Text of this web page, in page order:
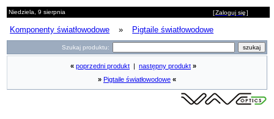
Niedziela, 9 sierpnia [Zaloguj się]
Komponenty światłowodowe » Pigtaile światłowodowe
Szukaj produktu:
« poprzedni produkt następny produkt »
» Pigtaile światłowodowe «